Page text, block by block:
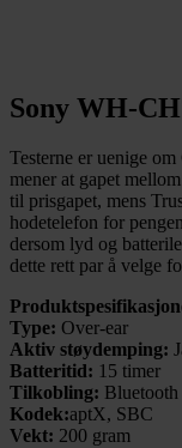
Sony WH-
Testerne er uenige
mener at gapet
til prisgapet, mens
hodetelefon for
dersom lyd og
dette rett par å velge
Type: Over-ear
Aktiv støydemping:
Batteritid: 15 timer
Tilkobling: Bluetooth
Kodek:aptX, SBC
Vekt: 200 gram